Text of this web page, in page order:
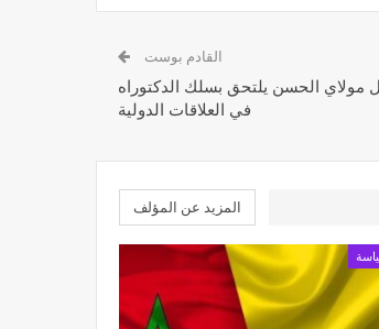
القادم بوست
مولاي الحسن يلتحق بسلك الدكتوراه
في العلاقات الدولية
المزيد عن المؤلف